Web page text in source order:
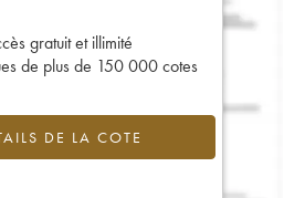
gratuit et illimité
de plus de 150 000 cotes
DE LA COTE